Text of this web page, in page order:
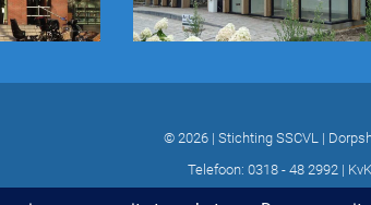
© 2026 | Stichting SSCVL |
Telefoon: 0318 - 48 2992 |
ONTWERP &